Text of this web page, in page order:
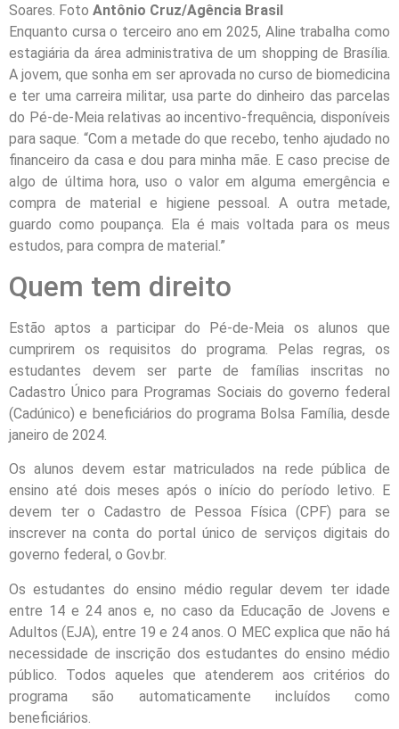
Soares. Foto Antônio Cruz/Agência Brasil
Enquanto cursa o terceiro ano em 2025, Aline trabalha como
estagiária da área administrativa de um shopping de Brasília.
A jovem, que sonha em ser aprovada no curso de biomedicina
e ter uma carreira militar, usa parte do dinheiro das parcelas
do Pé-de-Meia relativas ao incentivo-frequência, disponíveis
para saque. “Com a metade do que recebo, tenho ajudado no
financeiro da casa e dou para minha mãe. E caso precise de
algo de última hora, uso o valor em alguma emergência e
compra de material e higiene pessoal. A outra metade,
guardo como poupança. Ela é mais voltada para os meus
estudos, para compra de material.”
Quem tem direito
Estão aptos a participar do Pé-de-Meia os alunos que
cumprirem os requisitos do programa. Pelas regras, os
estudantes devem ser parte de famílias inscritas no
Cadastro Único para Programas Sociais do governo federal
(Cadúnico) e beneficiários do programa Bolsa Família, desde
janeiro de 2024.
Os alunos devem estar matriculados na rede pública de
ensino até dois meses após o início do período letivo. E
devem ter o Cadastro de Pessoa Física (CPF) para se
inscrever na conta do portal único de serviços digitais do
governo federal, o Gov.br.
Os estudantes do ensino médio regular devem ter idade
entre 14 e 24 anos e, no caso da Educação de Jovens e
Adultos (EJA), entre 19 e 24 anos. O MEC explica que não há
necessidade de inscrição dos estudantes do ensino médio
público. Todos aqueles que atenderem aos critérios do
programa são automaticamente incluídos como
beneficiários.